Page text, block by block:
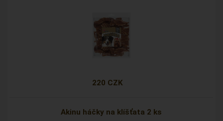
220 CZK
Akinu háčky na klíšťata 2 ks